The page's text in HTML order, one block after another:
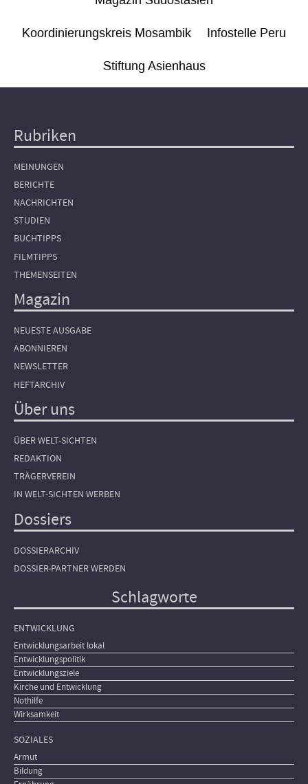
Koordinierungskreis Mosambik Infostelle Peru
Stiftung Asienhaus
Hauptnavigation
Rubriken
MEINUNGEN
BERICHTE
NACHRICHTEN
STUDIEN
BUCHTIPPS
FILMTIPPS
THEMENSEITEN
Magazin
NEUESTE AUSGABE
ABONNIEREN
NEWSLETTER
HEFTARCHIV
Über uns
ÜBER WELT-SICHTEN
REDAKTION
TRÄGERVEREIN
IN WELT-SICHTEN WERBEN
Dossiers
DOSSIERARCHIV
DOSSIER-PARTNER WERDEN
Schlagworte
ENTWICKLUNG
Entwicklungsarbeit lokal
Entwicklungspolitik
Entwicklungsziele
Kirche und Entwicklung
Nothilfe
Wirksamkeit
SOZIALES
Armut
Bildung